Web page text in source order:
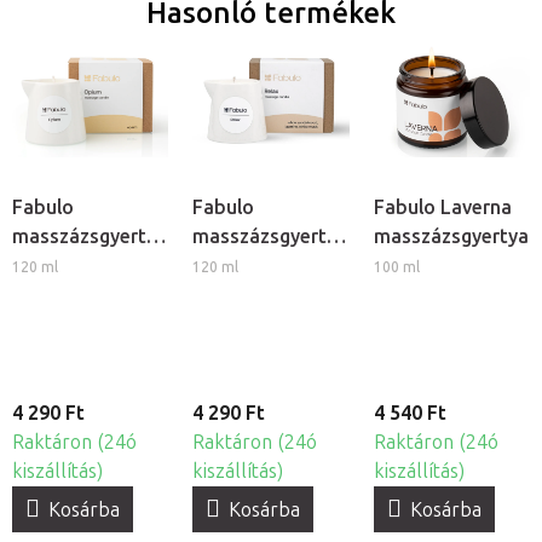
Hasonló termékek
Fabulo
masszázsgyertya
- Ópium
120 ml
4 290 Ft
Raktáron (24ó
kiszállítás)
Kosárba
Fabulo
masszázsgyertya
- Relax
120 ml
4 290 Ft
Raktáron (24ó
kiszállítás)
Kosárba
Fabulo Laverna
masszázsgyertya
100 ml
4 540 Ft
Raktáron (24ó
kiszállítás)
Kosárba